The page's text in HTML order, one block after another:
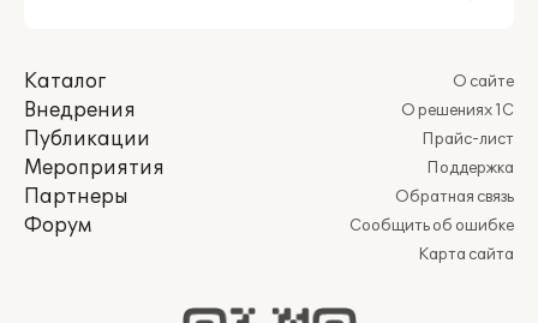
Каталог
Внедрения
Публикации
Мероприятия
Партнеры
Форум
О сайте
О решениях 1С
Прайс-лист
Поддержка
Обратная связь
Сообщить об ошибке
Карта сайта